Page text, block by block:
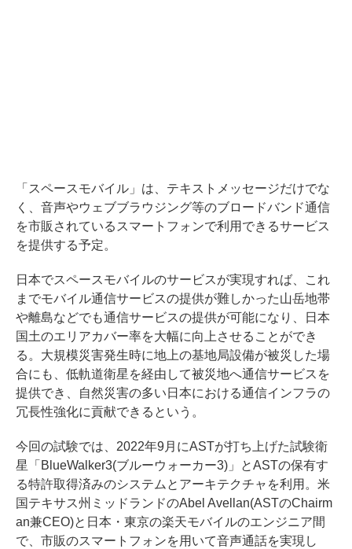
「スペースモバイル」は、テキストメッセージだけでな
く、音声やウェブブラウジング等のブロードバンド通信
を市販されているスマートフォンで利用できるサービス
を提供する予定。
日本でスペースモバイルのサービスが実現すれば、これ
までモバイル通信サービスの提供が難しかった山岳地帯
や離島などでも通信サービスの提供が可能になり、日本
国土のエリアカバー率を大幅に向上させることができ
る。大規模災害発生時に地上の基地局設備が被災した場
合にも、低軌道衛星を経由して被災地へ通信サービスを
提供でき、自然災害の多い日本における通信インフラの
冗長性強化に貢献できるという。
今回の試験では、2022年9月にASTが打ち上げた試験衛
星「BlueWalker3(ブルーウォーカー3)」とASTの保有す
る特許取得済みのシステムとアーキテクチャを利用。米
国テキサス州ミッドランドのAbel Avellan(ASTのChairm
an兼CEO)と日本・東京の楽天モバイルのエンジニア間
で、市販のスマートフォンを用いて音声通話を実現し